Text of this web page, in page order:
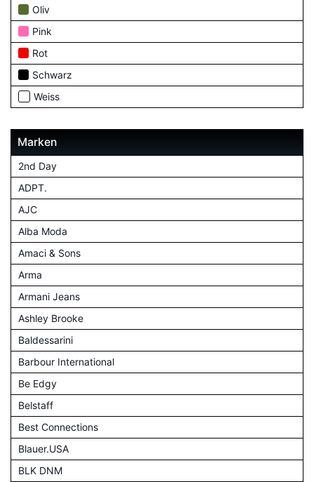
Oliv
Pink
Rot
Schwarz
Weiss
Marken
2nd Day
ADPT.
AJC
Alba Moda
Amaci & Sons
Arma
Armani Jeans
Ashley Brooke
Baldessarini
Barbour International
Be Edgy
Belstaff
Best Connections
Blauer.USA
BLK DNM